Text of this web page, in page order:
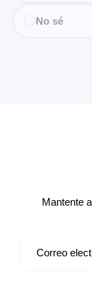
No sé
Mantente